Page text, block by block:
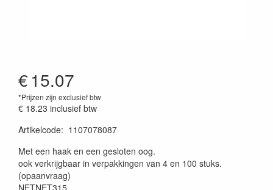
€15.07
*Prijzen zijn exclusief btw
€ 18.23 inclusief btw
Artikelcode: 1107078087
Met een haak en een gesloten oog.
ook verkrijgbaar in verpakkingen van 4 en 100 stuks.
(opaanvraag)
NETNET315